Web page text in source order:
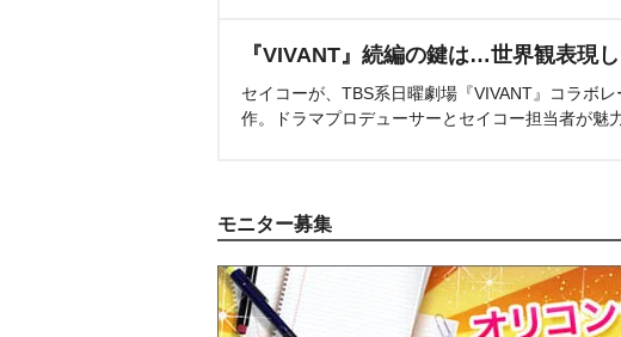
『VIVANT』続編の鍵は…世界観表現
セイコーが、TBS系日曜劇場『VIVANT』コラボ
作。ドラマプロデューサーとセイコー担当者が魅
モニター募集